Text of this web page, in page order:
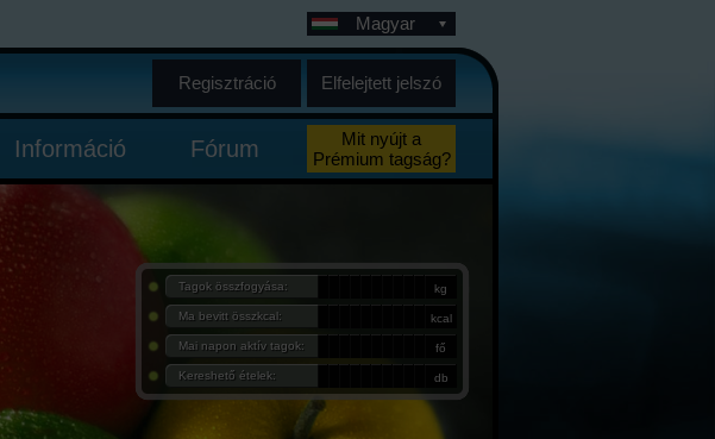
Magyar
Regisztráció Elfelejtett jelszó
Információ Fórum
Mit nyújt a
Prémium tagság?
Tagok összfogyása: kg
Ma bevitt összkcal: kcal
Mai napon aktív tagok: fő
Kereshető ételek: db